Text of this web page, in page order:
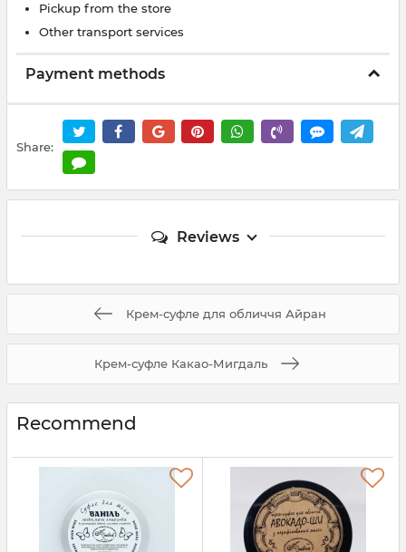
Pickup from the store
Other transport services
Payment methods
Share:
Reviews
Крем-суфле для обличчя Айран
Крем-суфле Какао-Мигдаль
Recommend